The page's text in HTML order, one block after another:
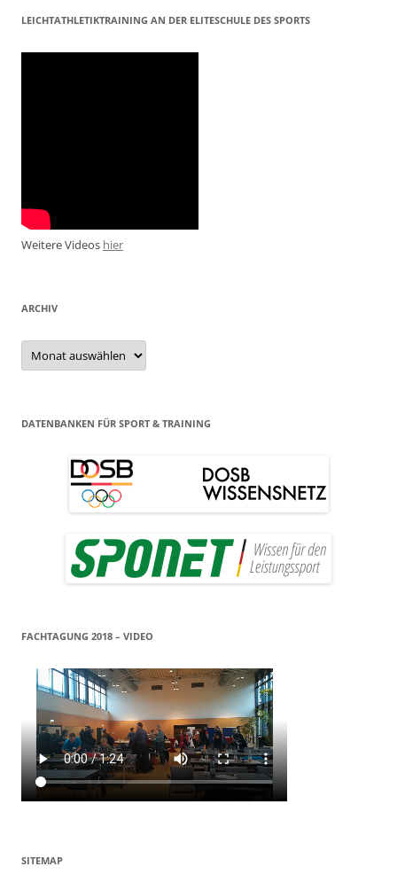
LEICHTATHLETIKTRAINING AN DER ELITESCHULE DES SPORTS
Weitere Videos hier
ARCHIV
Archiv
DATENBANKEN FÜR SPORT & TRAINING
FACHTAGUNG 2018 – VIDEO
SITEMAP